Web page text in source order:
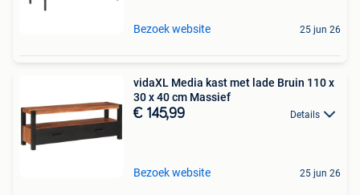
Bezoek website 25 jun 26
vidaXL Media kast met lade Bruin 110 x
30 x 40 cm Massief
€ 145,99 Details
Bezoek website 25 jun 26